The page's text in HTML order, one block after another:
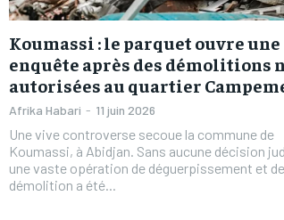
Koumassi : le parquet ouvre une
enquête après des démolitions
autorisées au quartier
Afrika Habari - 11 juin 2026
Une vive controverse secoue la commune de
Koumassi, à Abidjan. Sans aucune décision
une vaste opération de déguerpissement et de
démolition a été...